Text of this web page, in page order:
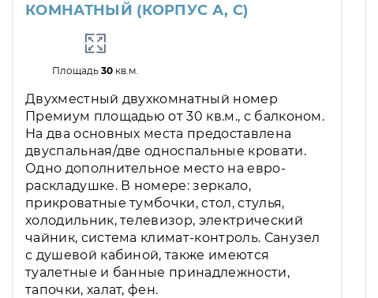
КОМНАТНЫЙ (КОРПУС А, С)
Площадь30 кв.м.
Двухместный двухкомнатный номер
Премиум площадью от 30 кв.м., с балконом.
На два основных места предоставлена
двуспальная/две односпальные кровати.
Одно дополнительное место на евро-
раскладушке. В номере: зеркало,
прикроватные тумбочки, стол, стулья,
холодильник, телевизор, электрический
чайник, система климат-контроль. Санузел
с душевой кабиной, также имеются
туалетные и банные принадлежности,
тапочки, халат, фен.